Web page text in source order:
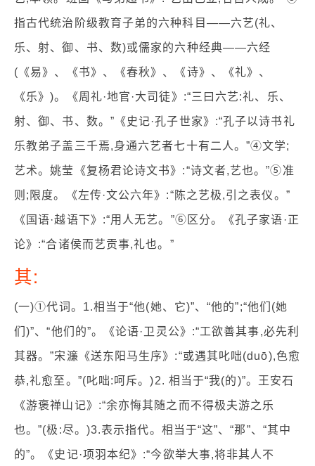
指古代统治阶级教育子弟的六种科目——六艺(礼、
乐、射、御、书、数)或儒家的六种经典——六经
(《易》、《书》、《春秋》、《诗》、《礼》、
《乐》)。《周礼·地官·大司徒》:“三曰六艺:礼、乐、
射、御、书、数。”《史记·孔子世家》:“孔子以诗书礼
乐教弟子盖三千焉,身通六艺者七十有二人。”④文学;
艺术。姚莹《复杨君论诗文书》:“诗文者,艺也。”⑤准
则;限度。《左传·文公六年》:“陈之艺极,引之表仪。”
《国语·越语下》:“用人无艺。”⑥区分。《孔子家语·正
论》:“合诸侯而艺贡事,礼也。”
其:
(一)①代词。1.相当于“他(她、它)”、“他的”;“他们(她
们)”、“他们的”。《论语·卫灵公》:“工欲善其事,必先利
其器。”宋濂《送东阳马生序》:“或遇其叱咄(duō),色愈
恭,礼愈至。”(叱咄:呵斥。)2. 相当于“我(的)”。王安石
《游褒禅山记》:“余亦悔其随之而不得极夫游之乐
也。”(极:尽。)3.表示指代。相当于“这”、“那”、“其中
的”。《史记·项羽本纪》:“今欲举大事,将非其人不